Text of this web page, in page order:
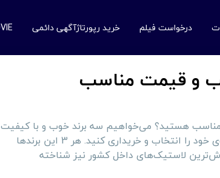
درخواست فیلم خرید رپورتاژآگهی دائمی
هستید؟ می‌خواهیم سه برند خوب و با کیفیت
را در حوزه تایر خودرو به شما معرفی کنیم تا راحت‌تر بتوانید لاستیک مناسب برای خودروی خود را انتخاب و خریداری کنید. هر 3 این برندها
لاستیک‌های داخل کشور نیز شناخته